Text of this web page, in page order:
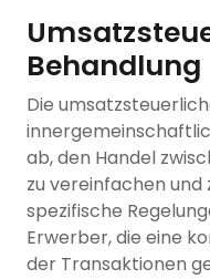
Behandlung
Die
ab, den Handel
zu vereinfachen
spezifische
Erwerber, die eine
der Transaktionen